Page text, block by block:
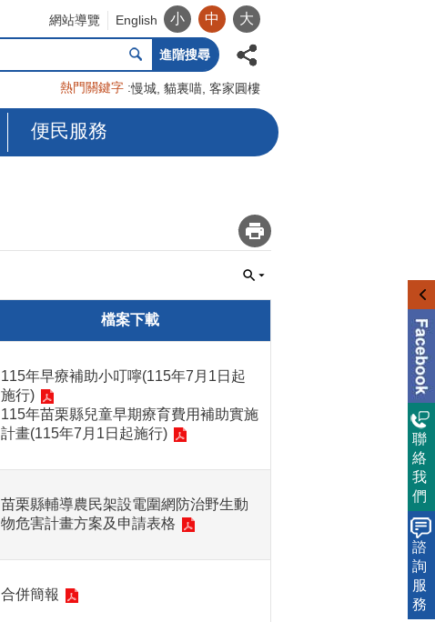
網站導覽 English 小 中 大
進階搜尋
熱門關鍵字 慢城 貓裏喵 客家圓樓
便民服務
_
檔案下載
115年早療補助小叮嚀(115年7月1日起
施行)
115年苗栗縣兒童早期療育費用補助實施
計畫(115年7月1日起施行)
苗栗縣輔導農民架設電圍網防治野生動
物危害計畫方案及申請表格
合併簡報
聯
絡
我
們
諮
詢
服
務